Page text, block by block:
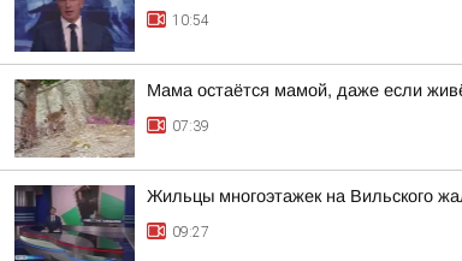
10:54
Мама остаётся мамой, даже если
07:39
Жильцы многоэтажек на Вильского
09:27